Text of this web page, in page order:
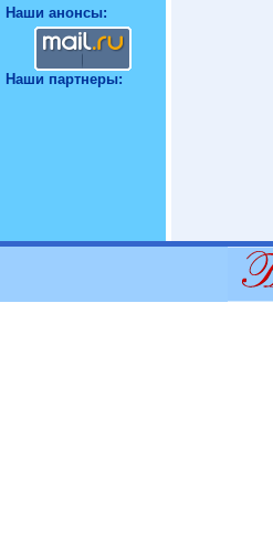
Наши анонсы:
Наши партнеры: